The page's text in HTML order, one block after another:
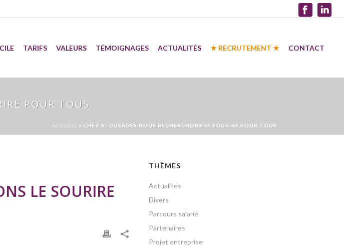
TARIFS VALEURS TÉMOIGNAGES ACTUALITÉS ★ RECRUTEMENT ★ CONTACT
POUR TOUS
ACCUEIL » CHEZ ATOUSAGES NOUS RECHERCHONS LE SOURIRE POUR TOUS
LE SOURIRE
THÈMES
Actualités
Divers
Parcours salarié
Partenaires
Projet entreprise